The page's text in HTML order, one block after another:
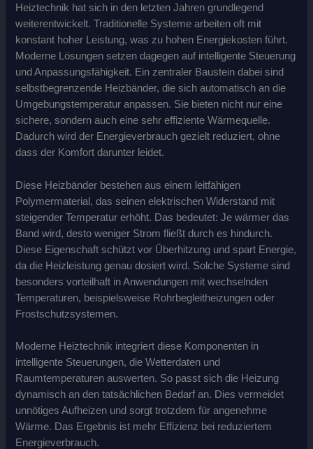
Heiztechnik hat sich in den letzten Jahren grundlegend
weiterentwickelt. Traditionelle Systeme arbeiten oft mit
konstant hoher Leistung, was zu hohen Energiekosten führt.
Moderne Lösungen setzen dagegen auf intelligente Steuerung
und Anpassungsfähigkeit. Ein zentraler Baustein dabei sind
selbstbegrenzende Heizbänder, die sich automatisch an die
Umgebungstemperatur anpassen. Sie bieten nicht nur eine
sichere, sondern auch eine sehr effiziente Wärmequelle.
Dadurch wird der Energieverbrauch gezielt reduziert, ohne
dass der Komfort darunter leidet.
Diese Heizbänder bestehen aus einem leitfähigen
Polymermaterial, das seinen elektrischen Widerstand mit
steigender Temperatur erhöht. Das bedeutet: Je wärmer das
Band wird, desto weniger Strom fließt durch es hindurch.
Diese Eigenschaft schützt vor Überhitzung und spart Energie,
da die Heizleistung genau dosiert wird. Solche Systeme sind
besonders vorteilhaft in Anwendungen mit wechselnden
Temperaturen, beispielsweise Rohrbegleitheizungen oder
Frostschutzsystemen.
Moderne Heiztechnik integriert diese Komponenten in
intelligente Steuerungen, die Wetterdaten und
Raumtemperaturen auswerten. So passt sich die Heizung
dynamisch an den tatsächlichen Bedarf an. Dies vermeidet
unnötiges Aufheizen und sorgt trotzdem für angenehme
Wärme. Das Ergebnis ist mehr Effizienz bei reduziertem
Energieverbrauch.